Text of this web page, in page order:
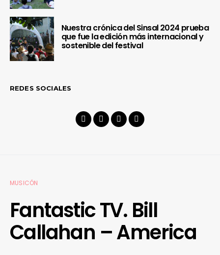
Nuestra crónica del Sinsal 2024 prueba
que fue la edición más internacional y
sostenible del festival
REDES SOCIALES
MUSICÓN
Fantastic TV. Bill
Callahan – America